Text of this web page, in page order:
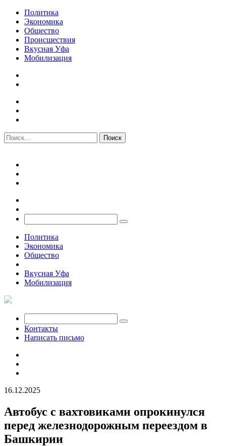
Политика
Экономика
Общество
Происшествия
Вкусная Уфа
Мобилизация
Политика
Экономика
Общество
Вкусная Уфа
Мобилизация
Контакты
Написать письмо
16.12.2025
Автобус с вахтовиками опрокинулся
перед железнодорожным переездом в
Башкирии